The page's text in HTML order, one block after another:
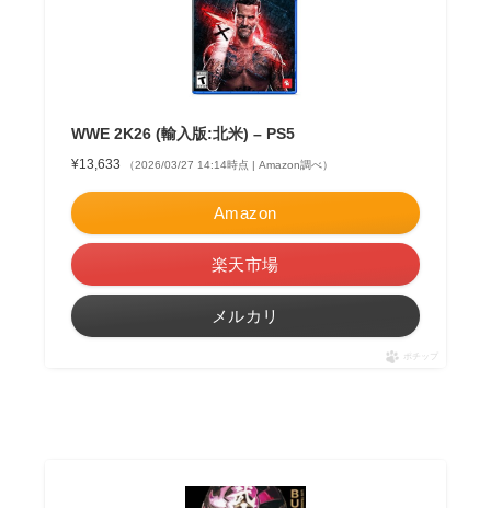
WWE 2K26 (輸入版:北米) – PS5
¥13,633 （2026/03/27 14:14時点 | Amazon調べ）
Amazon
楽天市場
メルカリ
ポチップ